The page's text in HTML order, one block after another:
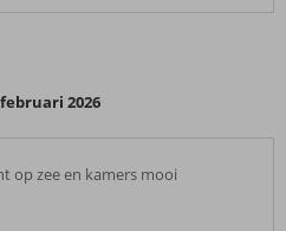
2026
op zee en kamers mooi